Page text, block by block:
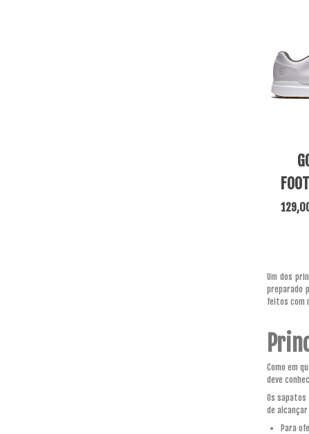
View
Um dos
preparado
feitos com
Como em
deve
Os
de alcançar
Para